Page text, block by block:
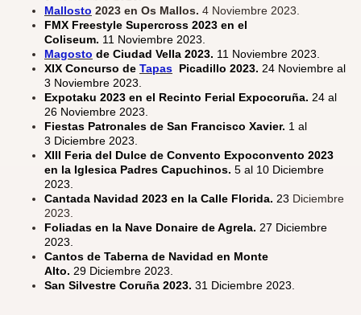
Mallosto 2023 en Os Mallos. 4 Noviembre 2023.
FMX Freestyle Supercross 2023 en el
Coliseum. 11 Noviembre 2023.
Magosto de Ciudad Vella 2023. 11 Noviembre 2023.
XIX Concurso de Tapas Picadillo 2023. 24 Noviembre al
3 Noviembre 2023.
Expotaku 2023 en el Recinto Ferial Expocoruña. 24 al
26 Noviembre 2023.
Fiestas Patronales de San Francisco Xavier. 1 al
3 Diciembre 2023.
XIII Feria del Dulce de Convento Expoconvento 2023
en la Iglesica Padres Capuchinos. 5 al 10 Diciembre
2023.
Cantada Navidad 2023 en la Calle Florida. 23 Diciembre
2023.
Foliadas en la Nave Donaire de Agrela. 27 Diciembre
2023.
Cantos de Taberna de Navidad en Monte
Alto. 29 Diciembre 2023.
San Silvestre Coruña 2023. 31 Diciembre 2023.